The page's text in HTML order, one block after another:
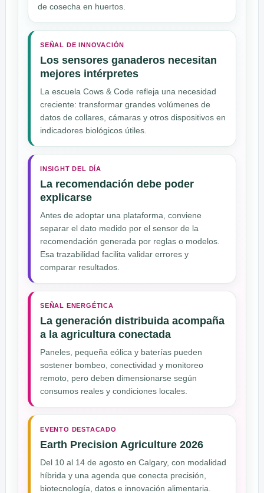
de cosecha en huertos.
SEÑAL DE INNOVACIÓN
Los sensores ganaderos necesitan
mejores intérpretes
La escuela Cows & Code refleja una necesidad
creciente: transformar grandes volúmenes de
datos de collares, cámaras y otros dispositivos en
indicadores biológicos útiles.
INSIGHT DEL DÍA
La recomendación debe poder
explicarse
Antes de adoptar una plataforma, conviene
separar el dato medido por el sensor de la
recomendación generada por reglas o modelos.
Esa trazabilidad facilita validar errores y
comparar resultados.
SEÑAL ENERGÉTICA
La generación distribuida acompaña
a la agricultura conectada
Paneles, pequeña eólica y baterías pueden
sostener bombeo, conectividad y monitoreo
remoto, pero deben dimensionarse según
consumos reales y condiciones locales.
EVENTO DESTACADO
Earth Precision Agriculture 2026
Del 10 al 14 de agosto en Calgary, con modalidad
híbrida y una agenda que conecta precisión,
biotecnología, datos e innovación alimentaria.